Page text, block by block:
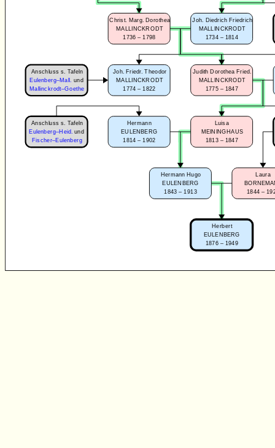
Joh. Diedrich Friedrich
MALLINCKRODT
1734 – 1814
Christ. Marg. Dorothea
MALLINCKRODT
1736 – 1798
Judith Dorothea Fried.
MALLINCKRODT
1775 – 1847
Hermann
EULENBERG
1814 – 1902
Luisa
MEININGHAUS
1813 – 1847
Hermann Hugo
EULENBERG
1843 – 1913
Laura
1844 –
Herbert
EULENBERG
1876 – 1949
Joh. Friedr. Theodor
MALLINCKRODT
1774 – 1822
Anschluss s. Tafeln
Eulenberg–Mall. und
Mallinckrodt–Goethe
Anschluss s. Tafeln
Eulenberg–Heid. und
Fischer–Eulenberg